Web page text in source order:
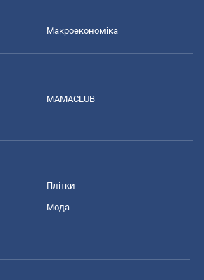
Макроекономіка
MAMACLUB
Плітки
Мода